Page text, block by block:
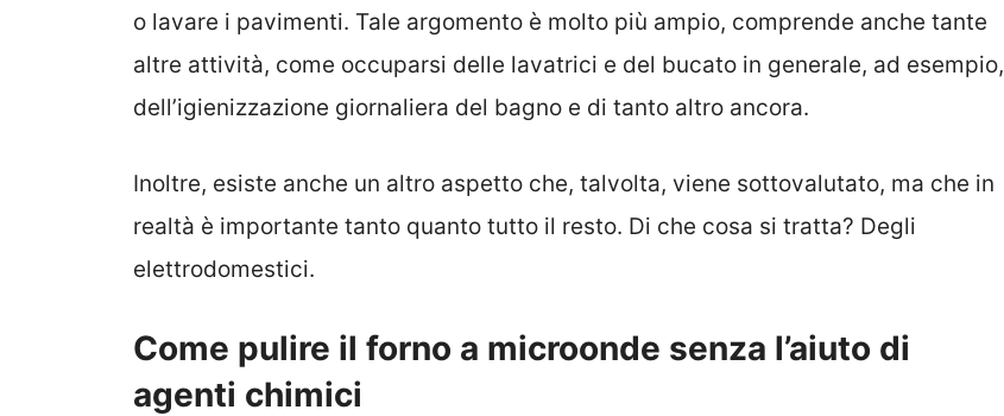
o lavare i pavimenti. Tale argomento è molto più ampio, comprende anche tante
altre attività, come occuparsi delle lavatrici e del bucato in generale, ad esempio,
dell’igienizzazione giornaliera del bagno e di tanto altro ancora.
Inoltre, esiste anche un altro aspetto che, talvolta, viene sottovalutato, ma che in
realtà è importante tanto quanto tutto il resto. Di che cosa si tratta? Degli
elettrodomestici.
Come pulire il forno a microonde senza l’aiuto di
agenti chimici